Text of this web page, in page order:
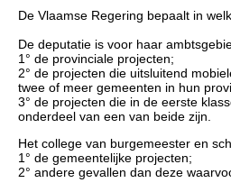
De Vlaamse Regering bepaalt in
De deputatie is voor haar
1° de provinciale projecten;
2° de projecten die uitsluitend
twee of meer gemeenten in hun
3° de projecten die in de eerste
onderdeel van een van beide zijn.
Het college van burgemeester en
1° de gemeentelijke projecten;
2° andere gevallen dan deze